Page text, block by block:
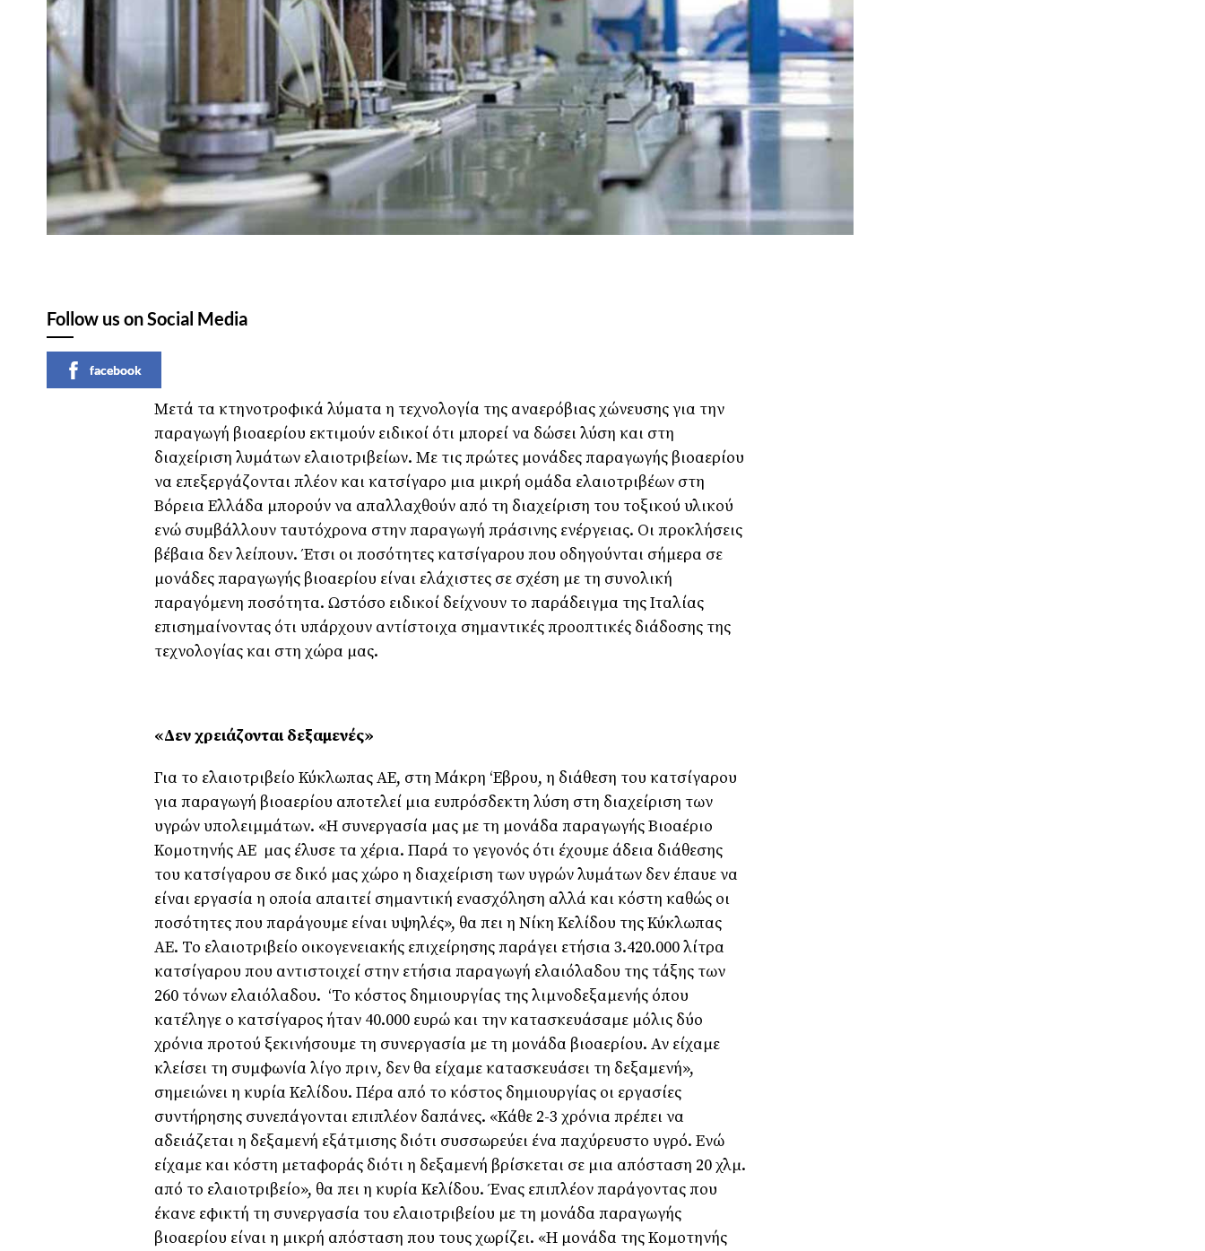
Follow us on Social Media
facebook
Μετά τα κτηνοτροφικά λύματα η τεχνολογία της αναερόβιας χώνευσης για την
παραγωγή βιοαερίου εκτιμούν ειδικοί ότι μπορεί να δώσει λύση και στη
διαχείριση λυμάτων ελαιοτριβείων. Με τις πρώτες μονάδες παραγωγής βιοαερίου
να επεξεργάζονται πλέον και κατσίγαρο μια μικρή ομάδα ελαιοτριβέων στη
Βόρεια Ελλάδα μπορούν να απαλλαχθούν από τη διαχείριση του τοξικού υλικού
ενώ συμβάλλουν ταυτόχρονα στην παραγωγή πράσινης ενέργειας. Οι προκλήσεις
βέβαια δεν λείπουν. Έτσι οι ποσότητες κατσίγαρου που οδηγούνται σήμερα σε
μονάδες παραγωγής βιοαερίου είναι ελάχιστες σε σχέση με τη συνολική
παραγόμενη ποσότητα. Ωστόσο ειδικοί δείχνουν το παράδειγμα της Ιταλίας
επισημαίνοντας ότι υπάρχουν αντίστοιχα σημαντικές προοπτικές διάδοσης της
τεχνολογίας και στη χώρα μας.
«Δεν χρειάζονται δεξαμενές»
Για το ελαιοτριβείο Κύκλωπας ΑΕ, στη Μάκρη ‘Εβρου, η διάθεση του κατσίγαρου
για παραγωγή βιοαερίου αποτελεί μια ευπρόσδεκτη λύση στη διαχείριση των
υγρών υπολειμμάτων. «Η συνεργασία μας με τη μονάδα παραγωγής Βιοαέριο
Κομοτηνής ΑΕ μας έλυσε τα χέρια. Παρά το γεγονός ότι έχουμε άδεια διάθεσης
του κατσίγαρου σε δικό μας χώρο η διαχείριση των υγρών λυμάτων δεν έπαυε να
είναι εργασία η οποία απαιτεί σημαντική ενασχόληση αλλά και κόστη καθώς οι
ποσότητες που παράγουμε είναι υψηλές», θα πει η Νίκη Κελίδου της Κύκλωπας
ΑΕ. Το ελαιοτριβείο οικογενειακής επιχείρησης παράγει ετήσια 3.420.000 λίτρα
κατσίγαρου που αντιστοιχεί στην ετήσια παραγωγή ελαιόλαδου της τάξης των
260 τόνων ελαιόλαδου. ‘Το κόστος δημιουργίας της λιμνοδεξαμενής όπου
κατέληγε ο κατσίγαρος ήταν 40.000 ευρώ και την κατασκευάσαμε μόλις δύο
χρόνια προτού ξεκινήσουμε τη συνεργασία με τη μονάδα βιοαερίου. Αν είχαμε
κλείσει τη συμφωνία λίγο πριν, δεν θα είχαμε κατασκευάσει τη δεξαμενή»,
σημειώνει η κυρία Κελίδου. Πέρα από το κόστος δημιουργίας οι εργασίες
συντήρησης συνεπάγονται επιπλέον δαπάνες. «Κάθε 2-3 χρόνια πρέπει να
αδειάζεται η δεξαμενή εξάτμισης διότι συσσωρεύει ένα παχύρευστο υγρό. Ενώ
είχαμε και κόστη μεταφοράς διότι η δεξαμενή βρίσκεται σε μια απόσταση 20 χλμ.
από το ελαιοτριβείο», θα πει η κυρία Κελίδου. Ένας επιπλέον παράγοντας που
έκανε εφικτή τη συνεργασία του ελαιοτριβείου με τη μονάδα παραγωγής
βιοαερίου είναι η μικρή απόσταση που τους χωρίζει. «Η μονάδα της Κομοτηνής